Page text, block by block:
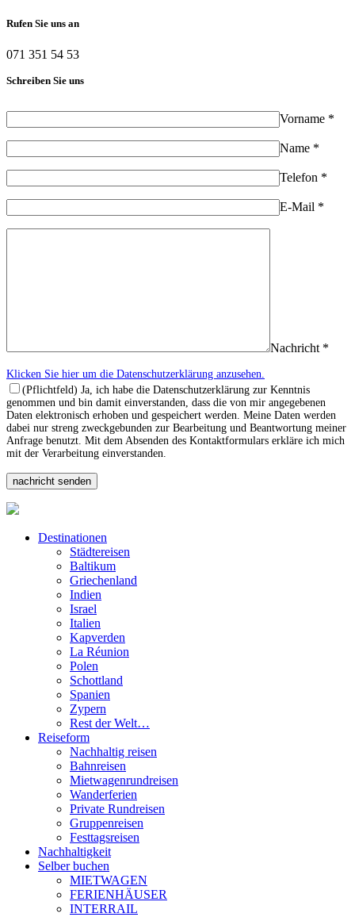
Rufen Sie uns an
071 351 54 53
Schreiben Sie uns
Vorname *
Name *
Telefon *
E-Mail *
Nachricht *
Klicken Sie hier um die Datenschutzerklärung anzusehen.
(Pflichtfeld) Ja, ich habe die Datenschutzerklärung zur Kenntnis
genommen und bin damit einverstanden, dass die von mir angegebenen
Daten elektronisch erhoben und gespeichert werden. Meine Daten werden
dabei nur streng zweckgebunden zur Bearbeitung und Beantwortung meiner
Anfrage benutzt. Mit dem Absenden des Kontaktformulars erkläre ich mich
mit der Verarbeitung einverstanden.
Destinationen
Städtereisen
Baltikum
Griechenland
Indien
Israel
Italien
Kapverden
La Réunion
Polen
Schottland
Spanien
Zypern
Rest der Welt…
Reiseform
Nachhaltig reisen
Bahnreisen
Mietwagenrundreisen
Wanderferien
Private Rundreisen
Gruppenreisen
Festtagsreisen
Nachhaltigkeit
Selber buchen
MIETWAGEN
FERIENHÄUSER
INTERRAIL